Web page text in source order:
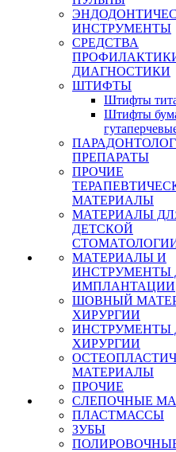
ИНСТРУМЕНТЫ
СРЕДСТВА
ДИАГНОСТИКИ
ШТИФТЫ
Штифты
Штифты
ПРЕПАРАТЫ
ПРОЧИЕ
МАТЕРИАЛЫ
МАТЕРИАЛЫ
ДЕТСКОЙ
МАТЕРИАЛЫ И
ИНСТРУМЕНТЫ
ИМПЛАНТАЦИИ
ШОВНЫЙ
ХИРУРГИИ
ИНСТРУМЕНТЫ
ХИРУРГИИ
МАТЕРИАЛЫ
ПРОЧИЕ
СЛЕПОЧНЫЕ
ПЛАСТМАССЫ
ЗУБЫ